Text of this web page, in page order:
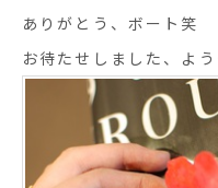
ありがとう、ボート笑
お待たせしました、よう